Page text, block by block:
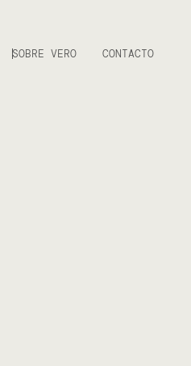
SOBRE VERO CONTACTO